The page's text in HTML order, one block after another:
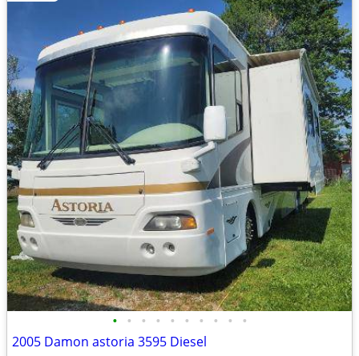
• • • • • • • • • •
2005 Damon astoria 3595 Diesel